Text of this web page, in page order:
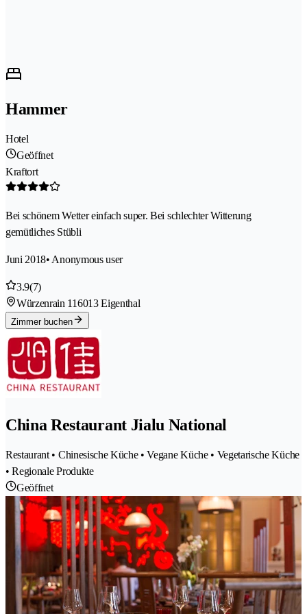
Hammer
Hotel
Geöffnet
Kraftort
Bei schönem Wetter einfach super. Bei schlechter Witterung
gemütliches Stübli
Juni 2018• Anonymous user
3.9(7)
Würzenrain 116013 Eigenthal
Zimmer buchen
China Restaurant Jialu National
Restaurant • Chinesische Küche • Vegane Küche • Vegetarische Küche
• Regionale Produkte
Geöffnet